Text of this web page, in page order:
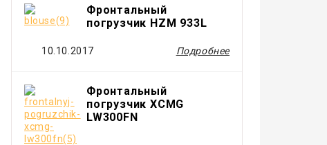
Фронтальный
погрузчик HZM 933L
10.10.2017 Подробнее
Фронтальный
погрузчик XCMG
LW300FN